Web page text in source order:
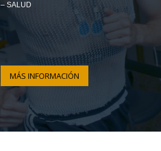
– SALUD
MÁS INFORMACIÓN